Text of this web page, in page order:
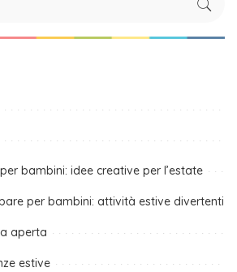
bambini: idee creative per l’estate
per bambini: attività estive divertenti
aperta
estive